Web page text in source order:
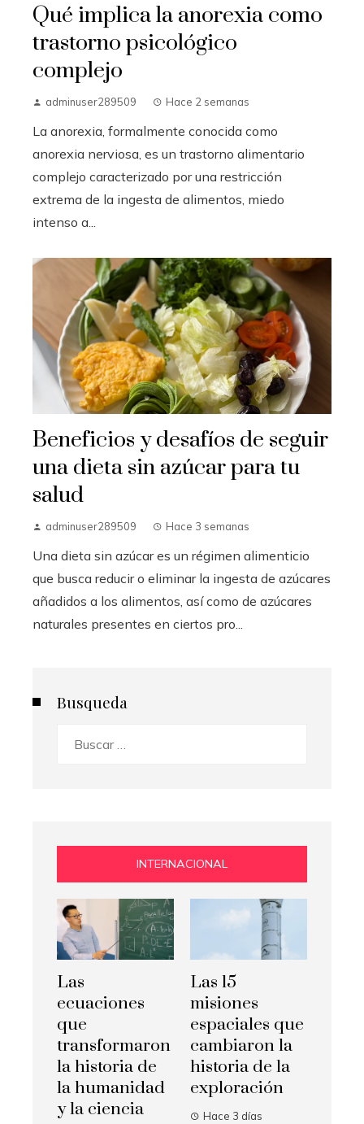
Qué implica la anorexia como
trastorno psicológico
complejo
adminuser289509 Hace 2 semanas
La anorexia, formalmente conocida como
anorexia nerviosa, es un trastorno alimentario
complejo caracterizado por una restricción
extrema de la ingesta de alimentos, miedo
intenso a...
Beneficios y desafíos de seguir
una dieta sin azúcar para tu
salud
adminuser289509 Hace 3 semanas
Una dieta sin azúcar es un régimen alimenticio
que busca reducir o eliminar la ingesta de azúcares
añadidos a los alimentos, así como de azúcares
naturales presentes en ciertos pro...
Busqueda
INTERNACIONAL
Las
ecuaciones
que
transformaron
la historia de
la humanidad
y la ciencia
Las 15
misiones
espaciales que
cambiaron la
historia de la
exploración
Hace 3 días